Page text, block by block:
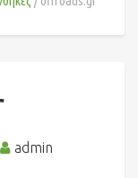
admin